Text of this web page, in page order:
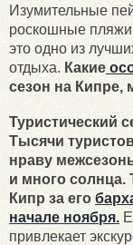
Изумительные
роскошные пляжи
это одно из
отдыха. Какие
сезон на Кипре,
Туристический
Тысячи
нраву
и много солнца.
Кипр за его
начале ноября.
привлекает